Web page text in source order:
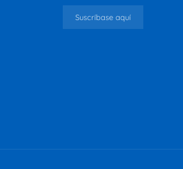
Suscríbase aquí